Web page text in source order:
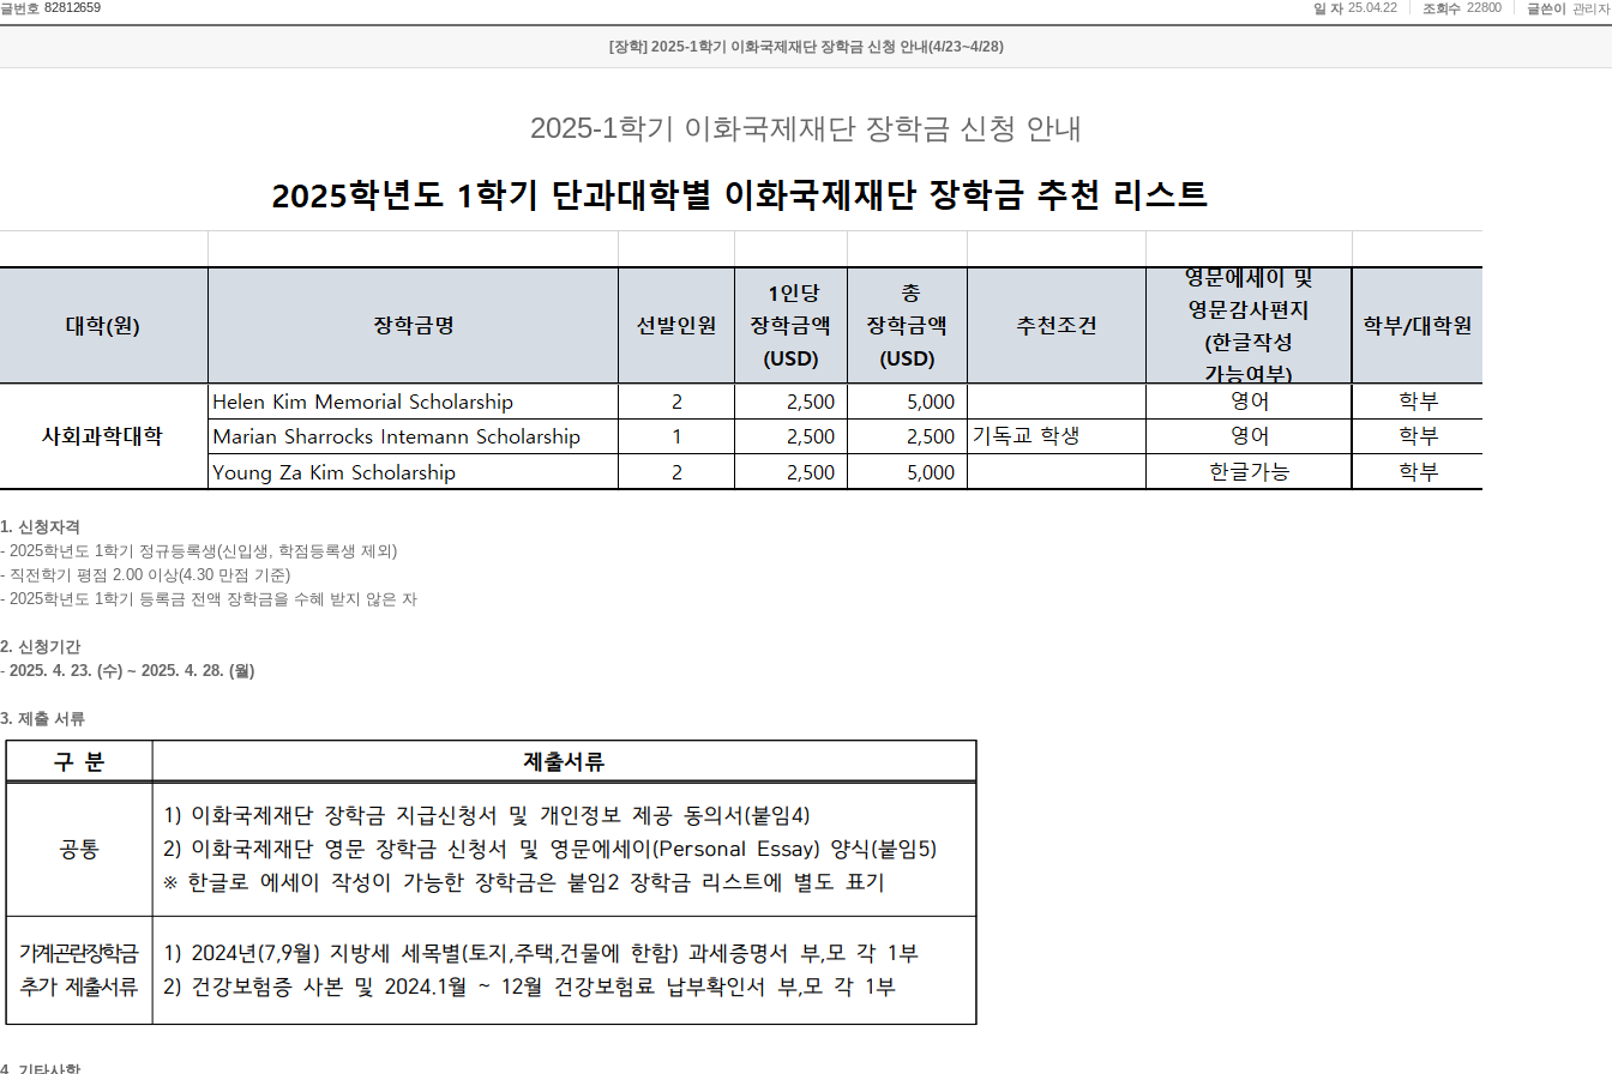
글번호 82812659 일 자 25.04.22 조회수 22800 글쓴이 관리자
[장학] 2025-1학기 이화국제재단 장학금 신청 안내(4/23~4/28)
2025-1학기 이화국제재단 장학금 신청 안내
1. 신청자격
- 2025학년도 1학기 정규등록생(신입생, 학점등록생 제외)
- 직전학기 평점 2.00 이상(4.30 만점 기준)
- 2025학년도 1학기 등록금 전액 장학금을 수혜 받지 않은 자
2. 신청기간
- 2025. 4. 23. (수) ~ 2025. 4. 28. (월)
3. 제출 서류